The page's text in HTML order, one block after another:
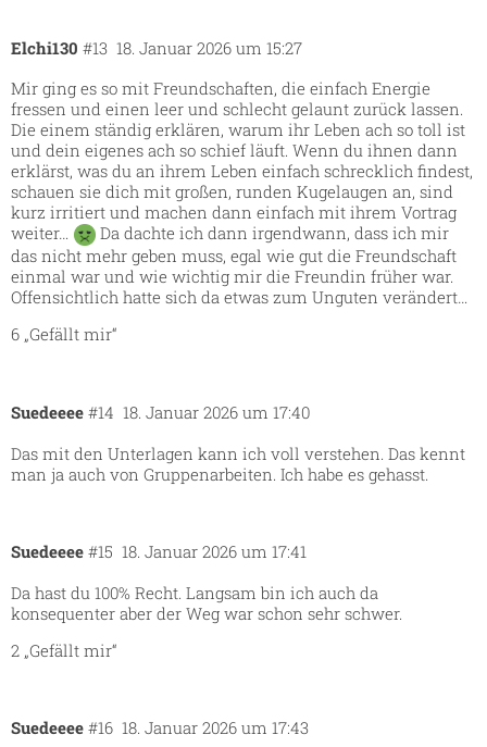
Elchi130 18. Januar 2026 um 15:27
#13
Mir ging es so mit Freundschaften, die einfach Energie
fressen und einen leer und schlecht gelaunt zurück lassen.
Die einem ständig erklären, warum ihr Leben ach so toll ist
und dein eigenes ach so schief läuft. Wenn du ihnen dann
erklärst, was du an ihrem Leben einfach schrecklich findest,
schauen sie dich mit großen, runden Kugelaugen an, sind
kurz irritiert und machen dann einfach mit ihrem Vortrag
weiter…
Da dachte ich dann irgendwann, dass ich mir
das nicht mehr geben muss, egal wie gut die Freundschaft
einmal war und wie wichtig mir die Freundin früher war.
Offensichtlich hatte sich da etwas zum Unguten verändert…
6 „Gefällt mir“
Suedeeee 18. Januar 2026 um 17:40
#14
Das mit den Unterlagen kann ich voll verstehen. Das kennt
man ja auch von Gruppenarbeiten. Ich habe es gehasst.
Suedeeee 18. Januar 2026 um 17:41
#15
Da hast du 100% Recht. Langsam bin ich auch da
konsequenter aber der Weg war schon sehr schwer.
2 „Gefällt mir“
Suedeeee 18. Januar 2026 um 17:43
#16